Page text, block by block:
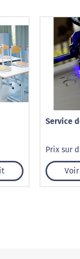
Service
Prix sur